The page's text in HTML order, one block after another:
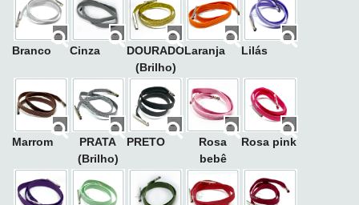
Branco Cinza
DOURADO
(Brilho)
Laranja Lilás
Marrom
PRATA
(Brilho)
PRETO
Rosa
bebê
Rosa pink